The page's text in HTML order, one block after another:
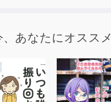
、あなたにオススメ